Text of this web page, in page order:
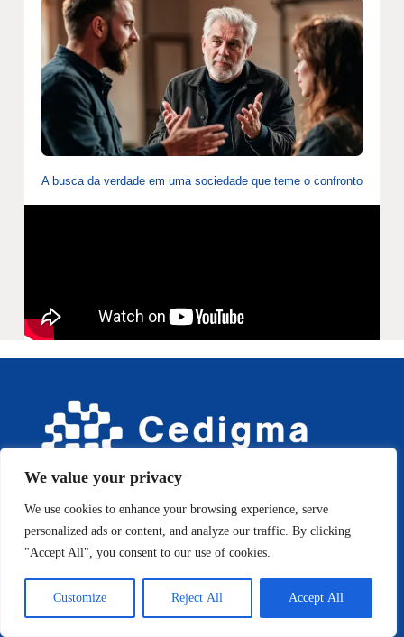
We value your privacy
We use cookies to enhance your browsing experience, serve
personalized ads or content, and analyze our traffic. By clicking
"Accept All", you consent to our use of cookies.
Customize Reject All Accept All
A busca da verdade em uma sociedade que teme o confronto
Comportamento, comprometida com a excelência no
cuidado da saúde mental.
Endereço: Av. Colares Moreira. 2 Ed. Planta Tower
Endereço: Av. Guajajaras, Sala 11, São Cristovão